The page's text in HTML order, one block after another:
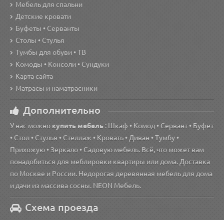
Мебель для спальни
Детские кровати
Буфеты • Серванты
Столы • Стулья
Тумбы для обуви • ТВ
Комоды • Консоли • Сундуки
Карта сайта
Матрасы и наматрасники
Дополнительно
У нас можно купить мебель : Шкаф • Комод • Сервант • Буфет
• Стол • Стулья • Стеллаж • Кровать • Диван • Тумбу •
Прихожую • Зеркало • Садовую мебель. Всё, что может вам
понадобиться для меблировки квартиры или дома. Доставка
по Москве и России. Недорогая деревянная мебель для дома
и дачи из массива сосны. NEON Мебель.
Схема проезда